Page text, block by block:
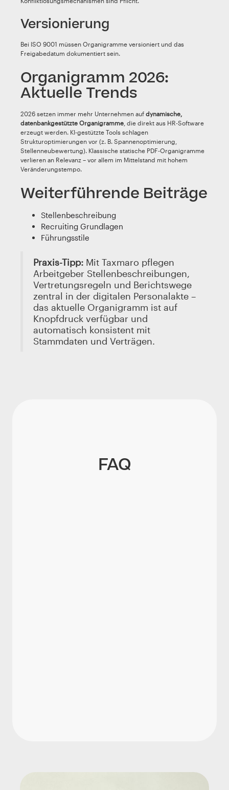
Versionierung
Bei ISO 9001 müssen Organigramme versioniert und das
Freigabedatum dokumentiert sein.
Organigramm 2026:
Aktuelle Trends
2026 setzen immer mehr Unternehmen auf dynamische,
datenbankgestützte Organigramme , die direkt aus HR-Software
erzeugt werden. KI-gestützte Tools schlagen
Strukturoptimierungen vor (z. B. Spannenoptimierung,
Stellenneubewertung). Klassische statische PDF-Organigramme
verlieren an Relevanz – vor allem im Mittelstand mit hohem
Veränderungstempo.
Weiterführende Beiträge
Stellenbeschreibung
Recruiting Grundlagen
Führungsstile
Praxis-Tipp: Mit Taxmaro pflegen
Arbeitgeber Stellenbeschreibungen,
Vertretungsregeln und Berichtswege
zentral in der digitalen Personalakte –
das aktuelle Organigramm ist auf
Knopfdruck verfügbar und
automatisch konsistent mit
Stammdaten und Verträgen.
FAQ